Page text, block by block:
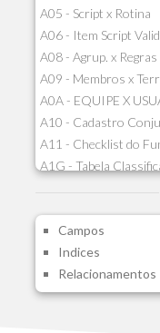
A05 - Script x Rotina
A06 - Item Script
A08 - Agrup. x
A09 - Membros x
A0A - EQUIPE X
A10 - Cadastro
A11 - Checklist do
A1G - Tabela
A1H - Itens Tabela
A1J - Itens
A1N - Tipos de Card
A1O - Cards
A1P - Tipos de Charts
Campos
Indices
Relacionamentos